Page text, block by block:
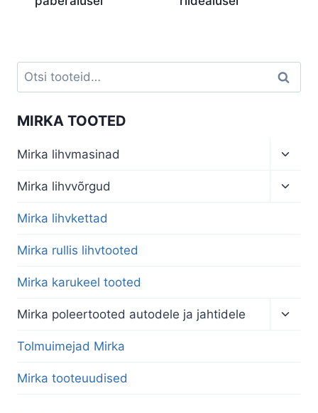
Otsi: Otsi
MIRKA TOOTED
Mirka lihvmasinad
menu
Mirka lihvvõrgud
Mirka lihvkettad
Mirka rullis lihvtooted
Mirka karukeel tooted
Mirka poleertooted autodele ja jahtidele
Tolmuimejad Mirka
Mirka tooteuudised